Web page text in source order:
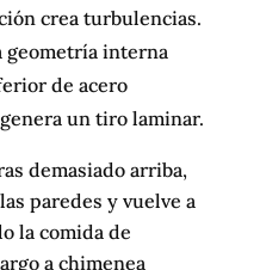
crea turbulencias.
interna
de acero
un tiro laminar.
demasiado arriba,
paredes y vuelve a
la comida de
a chimenea